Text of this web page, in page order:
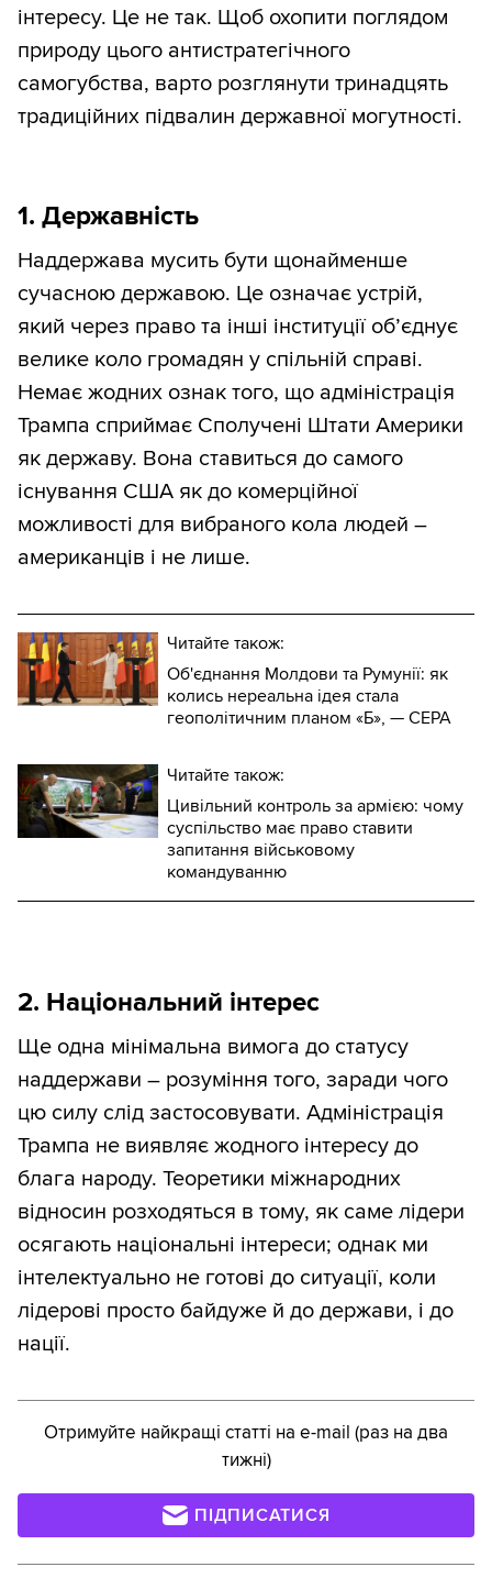
інтересу. Це не так. Щоб охопити поглядом
природу цього антистратегічного
самогубства, варто розглянути тринадцять
традиційних підвалин державної могутності.
1. Державність
Наддержава мусить бути щонайменше
сучасною державою. Це означає устрій,
який через право та інші інституції об’єднує
велике коло громадян у спільній справі.
Немає жодних ознак того, що адміністрація
Трампа сприймає Сполучені Штати Америки
як державу. Вона ставиться до самого
існування США як до комерційної
можливості для вибраного кола людей –
американців і не лише.
Читайте також:
Об'єднання Молдови та Румунії: як
колись нереальна ідея стала
геополітичним планом «Б», — CEPA
Читайте також:
Цивільний контроль за армією: чому
суспільство має право ставити
запитання військовому
командуванню
2. Національний інтерес
Ще одна мінімальна вимога до статусу
наддержави – розуміння того, заради чого
цю силу слід застосовувати. Адміністрація
Трампа не виявляє жодного інтересу до
блага народу. Теоретики міжнародних
відносин розходяться в тому, як саме лідери
осягають національні інтереси; однак ми
інтелектуально не готові до ситуації, коли
лідерові просто байдуже й до держави, і до
нації.
Отримуйте найкращі статті на e-mail (раз на два
тижні)
ПІДПИСАТИСЯ